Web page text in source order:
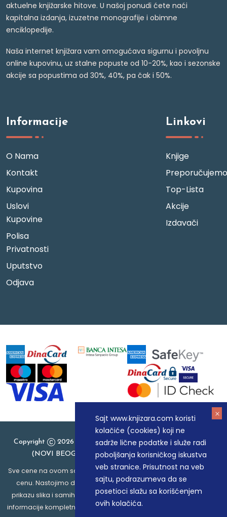
Sajt www.knjizara.com koristi
kolačiće (cookies) koji ne
sadrže lične podatke i služe radi
poboljšanja korisničkog iskustva
veb stranice. Prisutnost na veb
sajtu, podrazumeva da se
posetioci slažu sa korišćenjem
ovih kolačića.
aktuelne knjižarske hitove. U našoj ponudi ćete naći
kapitalna izdanja, izuzetne monografije i obimne
enciklopedije.
Naša internet knjižara vam omogućava sigurnu i povoljnu
online kupovinu, uz stalne popuste od 10-20%, kao i sezonske
akcije sa popustima od 30%, 40%, pa čak i 50%.
Informacije
O Nama
Kontakt
Kupovina
Uslovi
Kupovine
Polisa
Privatnosti
Uputstvo
Odjava
Linkovi
Knjige
Preporučujemo
Top-Lista
Akcije
Izdavači
Copyright
2026 Knjizara.com - MAKART DOO BEOGRAD
(NOVI BEOGRAD), PIB: 105184104, MB: 20337524
Sve cene na ovom sajtu iskazane su u dinarima. PDV je uračunat u
cenu. Nastojimo da budemo što precizniji u opisu proizvoda,
prikazu slika i samih cena, ali ne možemo garantovati da su sve
informacije kompletne i bez grešaka. Svi artikli prikazani na sajtu su